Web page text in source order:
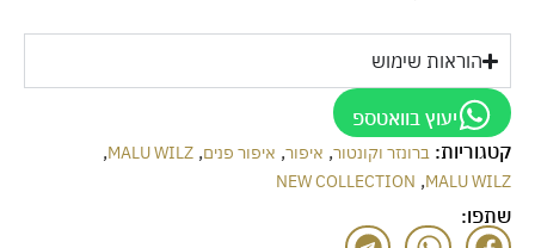
הוראות שימוש
יעוץ בוואטספ
קטגוריות: ברונזר וקונטור, איפור, איפור פנים,
MALU WILZ
,
MALU WILZ
,
NEW COLLECTION
שתפו: